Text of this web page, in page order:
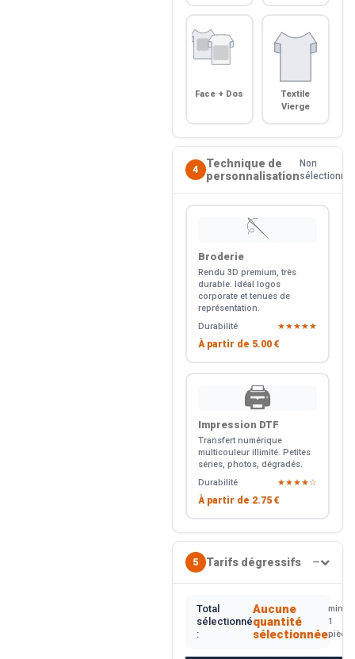
Face + Dos
Textile
Vierge
4
Technique de
personnalisation
Non
sélectionné
🪡
Broderie
Rendu 3D premium, très
durable. Idéal logos
corporate et tenues de
représentation.
Durabilité
★★★★★
À partir de 5.00 €
🖨️
Impression DTF
Transfert numérique
multicouleur illimité. Petites
séries, photos, dégradés.
Durabilité
★★★★☆
À partir de 2.75 €
5 Tarifs dégressifs —
Total
sélectionné
:
Aucune
quantité
sélectionnée
min.
1
pièce